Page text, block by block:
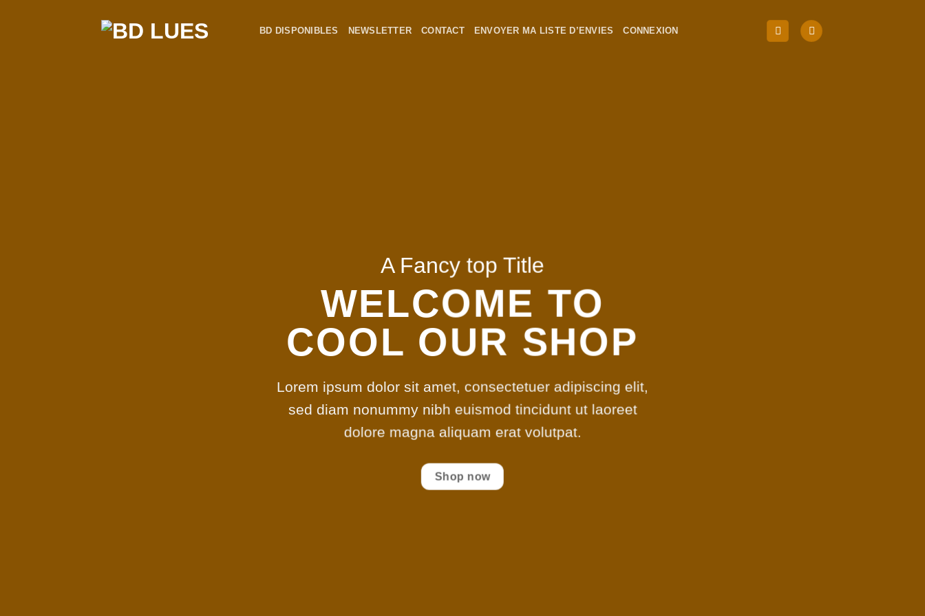
BD DISPONIBLES NEWSLETTER CONTACT ENVOYER MA LISTE D’ENVIES CONNEXION
A Fancy top Title
WELCOME TO
COOL OUR SHOP
Lorem ipsum dolor sit amet, consectetuer adipiscing elit,
sed diam nonummy nibh euismod tincidunt ut laoreet
dolore magna aliquam erat volutpat.
Shop now